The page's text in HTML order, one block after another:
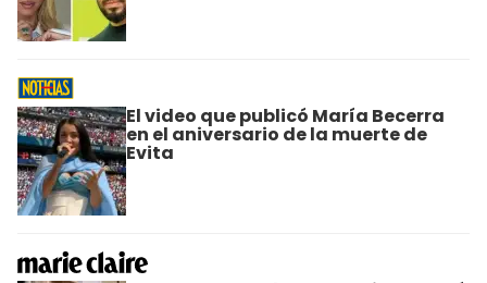
El video que publicó María Becerra
en el aniversario de la muerte de
Evita